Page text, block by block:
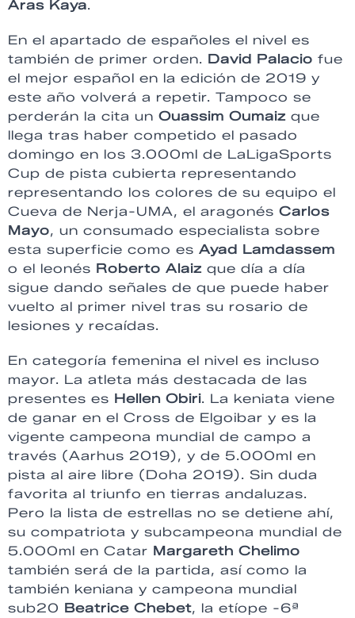
Aras Kaya.
En el apartado de españoles el nivel es
también de primer orden. David Palacio fue
el mejor español en la edición de 2019 y
este año volverá a repetir. Tampoco se
perderán la cita un Ouassim Oumaiz que
llega tras haber competido el pasado
domingo en los 3.000ml de LaLigaSports
Cup de pista cubierta representando
representando los colores de su equipo el
Cueva de Nerja-UMA, el aragonés Carlos
Mayo, un consumado especialista sobre
esta superficie como es Ayad Lamdassem
o el leonés Roberto Alaiz que día a día
sigue dando señales de que puede haber
vuelto al primer nivel tras su rosario de
lesiones y recaídas.
En categoría femenina el nivel es incluso
mayor. La atleta más destacada de las
presentes es Hellen Obiri. La keniata viene
de ganar en el Cross de Elgoibar y es la
vigente campeona mundial de campo a
través (Aarhus 2019), y de 5.000ml en
pista al aire libre (Doha 2019). Sin duda
favorita al triunfo en tierras andaluzas.
Pero la lista de estrellas no se detiene ahí,
su compatriota y subcampeona mundial de
5.000ml en Catar Margareth Chelimo
también será de la partida, así como la
también keniana y campeona mundial
sub20 Beatrice Chebet, la etíope -6ª